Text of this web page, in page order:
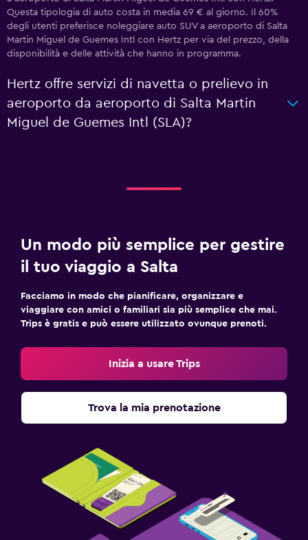
Questa tipologia di auto costa in media 69 € al giorno. Il 60%
degli utenti preferisce noleggiare auto SUV a aeroporto di Salta
Martin Miguel de Guemes Intl con Hertz per via del prezzo, della
disponibilità e delle attività che hanno in programma.
Hertz offre servizi di navetta o prelievo in
aeroporto da aeroporto di Salta Martin
Miguel de Guemes Intl (SLA)?
Un modo più semplice per gestire
il tuo viaggio a Salta
Facciamo in modo che pianificare, organizzare e
viaggiare con amici o familiari sia più semplice che mai.
Trips è gratis e può essere utilizzato ovunque prenoti.
Inizia a usare Trips
Trova la mia prenotazione